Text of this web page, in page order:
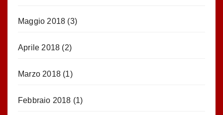
Maggio 2018 (3)
Aprile 2018 (2)
Marzo 2018 (1)
Febbraio 2018 (1)